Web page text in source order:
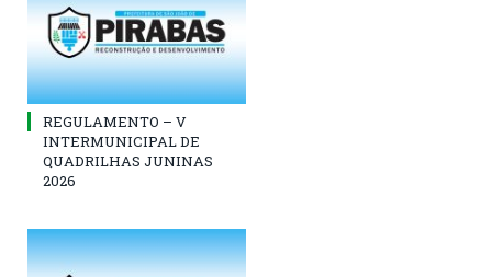
REGULAMENTO – V
INTERMUNICIPAL DE
QUADRILHAS JUNINAS
2026